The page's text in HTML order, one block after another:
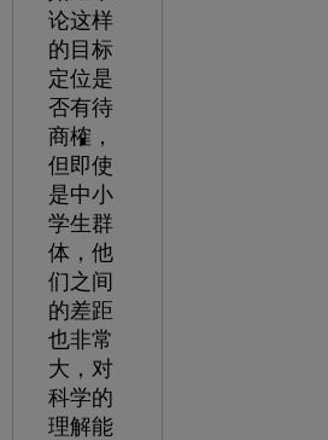
论这样
的目标
定位是
否有待
商榷，
但即使
是中小
学生群
体，他
们之间
的差距
也非常
大，对
科学的
理解能